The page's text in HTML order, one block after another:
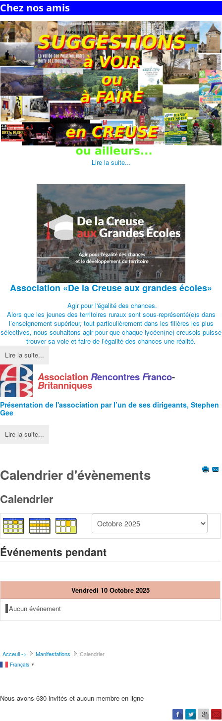
Chez nos amis
Lire la suite...
Association «De la Creuse aux grandes écoles»
Agir pour l'égalité des chances.
Alors que les jeunes des territoires ruraux sont sous-représenté(e)s dans
l’enseignement supérieur, tout particulièrement dans les filières les plus
sélectives, nous souhaitons agir pour que chaque lycéen(ne) creusois puisse
trouver sa voie et faire de l’égalité des chances une réalité.
Lire la suite...
AssociationRencontresFranco-
Britanniques
Présentation de l'association par l’un de ses dirigeants, Stephen
Gee
Lire la suite...
Calendrier d'évènements
Calendrier
Événements pendant
Vendredi 10 Octobre 2025
Aucun événement
Acceuil -> Manifestations Calendrier
Français ▼
Nous avons 630 invités et aucun membre en ligne